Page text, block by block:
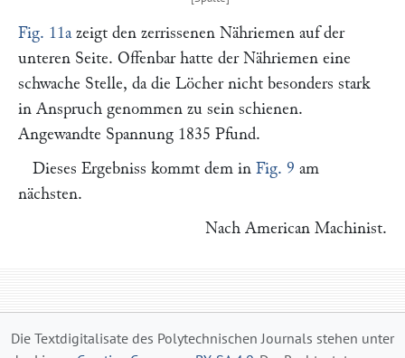
Fig. 11azeigt den zerrissenen Nähriemen auf der
unteren Seite. Offenbar hatte der Nähriemen eine
schwache Stelle, da die Löcher nicht besonders stark
in Anspruch genommen zu sein schienen.
Angewandte Spannung 1835 Pfund.
Dieses Ergebniss kommt dem in Fig. 9 am
nächsten.
Nach American Machinist.
Die Textdigitalisate des Polytechnischen Journals stehen unter